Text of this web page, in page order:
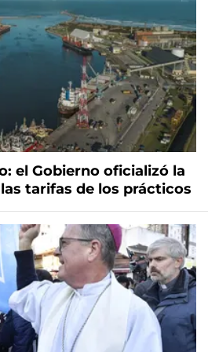
el Gobierno oficializó la
tarifas de los prácticos